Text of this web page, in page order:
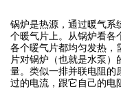
锅炉是热源，通过暖气系
个暖气片上。从锅炉看各
各个暖气片都均匀发热，
片对锅炉（也就是水泵
量。类似一排并联电阻的
过的电流，跟它自己的电